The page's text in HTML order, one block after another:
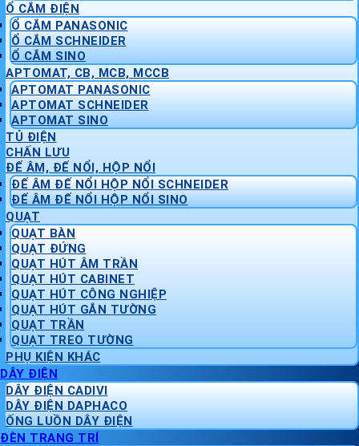
Ổ CẮM ĐIỆN
Ổ CẮM PANASONIC
Ổ CẮM SCHNEIDER
Ổ CẮM SINO
APTOMAT, CB, MCB, MCCB
APTOMAT PANASONIC
APTOMAT SCHNEIDER
APTOMAT SINO
TỦ ĐIỆN
CHẤN LƯU
ĐẾ ÂM, ĐẾ NỔI, HỘP NỔI
ĐẾ ÂM ĐẾ NỔI HỘP NỔI SCHNEIDER
ĐẾ ÂM ĐẾ NỔI HỘP NỔI SINO
QUẠT
QUẠT BÀN
QUẠT ĐỨNG
QUẠT HÚT ÂM TRẦN
QUẠT HÚT CABINET
QUẠT HÚT CÔNG NGHIỆP
QUẠT HÚT GẮN TƯỜNG
QUẠT TRẦN
QUẠT TREO TƯỜNG
PHỤ KIỆN KHÁC
DÂY ĐIỆN
DÂY ĐIỆN CADIVI
DÂY ĐIỆN DAPHACO
ỐNG LUỒN DÂY ĐIỆN
ĐÈN TRANG TRÍ